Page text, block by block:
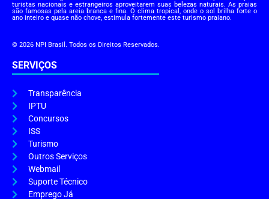
turistas nacionais e estrangeiros aproveitarem suas belezas naturais. As praias
são famosas pela areia branca e fina. O clima tropical, onde o sol brilha forte o
ano inteiro e quase não chove, estimula fortemente este turismo praiano.
© 2026 NPI Brasil. Todos os Direitos Reservados.
SERVIÇOS
Transparência
IPTU
Concursos
ISS
Turismo
Outros Serviços
Webmail
Suporte Técnico
Emprego Já